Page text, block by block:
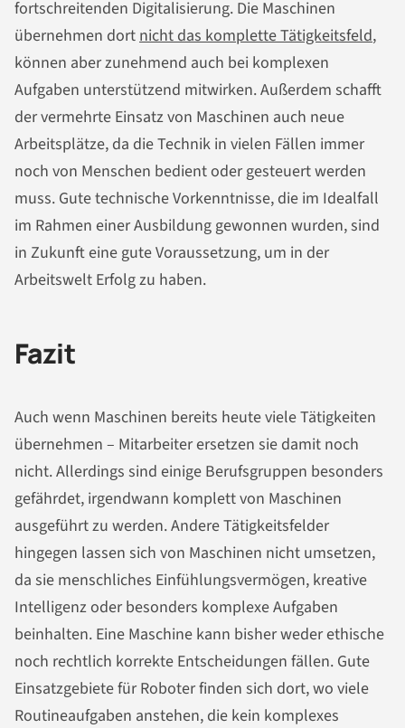
fortschreitenden Digitalisierung. Die Maschinen
übernehmen dortnicht das komplette Tätigkeitsfeld,
können aber zunehmend auch bei komplexen
Aufgaben unterstützend mitwirken. Außerdem schafft
der vermehrte Einsatz von Maschinen auch neue
Arbeitsplätze, da die Technik in vielen Fällen immer
noch von Menschen bedient oder gesteuert werden
muss. Gute technische Vorkenntnisse, die im Idealfall
im Rahmen einer Ausbildung gewonnen wurden, sind
in Zukunft eine gute Voraussetzung, um in der
Arbeitswelt Erfolg zu haben.
Fazit
Auch wenn Maschinen bereits heute viele Tätigkeiten
übernehmen – Mitarbeiter ersetzen sie damit noch
nicht. Allerdings sind einige Berufsgruppen besonders
gefährdet, irgendwann komplett von Maschinen
ausgeführt zu werden. Andere Tätigkeitsfelder
hingegen lassen sich von Maschinen nicht umsetzen,
da sie menschliches Einfühlungsvermögen, kreative
Intelligenz oder besonders komplexe Aufgaben
beinhalten. Eine Maschine kann bisher weder ethische
noch rechtlich korrekte Entscheidungen fällen. Gute
Einsatzgebiete für Roboter finden sich dort, wo viele
Routineaufgaben anstehen, die kein komplexes